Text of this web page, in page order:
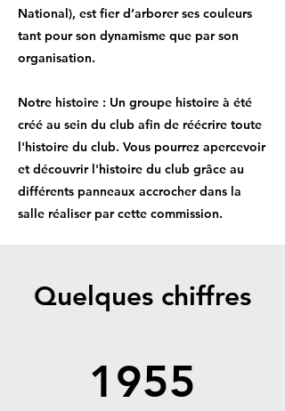
National), est fier d’arborer ses couleurs
tant pour son dynamisme que par son
organisation.
Notre histoire : Un groupe histoire à été
créé au sein du club afin de réécrire toute
l'histoire du club. Vous pourrez apercevoir
et découvrir l'histoire du club grâce au
différents panneaux accrocher dans la
salle réaliser par cette commission.
Quelques chiffres
1955